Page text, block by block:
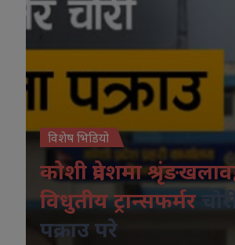
विशेष भिडियो
कोशी प्रदेशमा
विधुतीय ट्रान्सफर्मर
पक्राउ परे